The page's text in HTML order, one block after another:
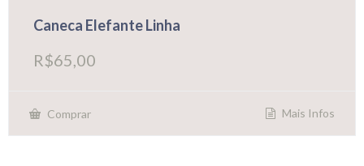
Caneca Elefante Linha
R$65,00
Comprar Mais Infos